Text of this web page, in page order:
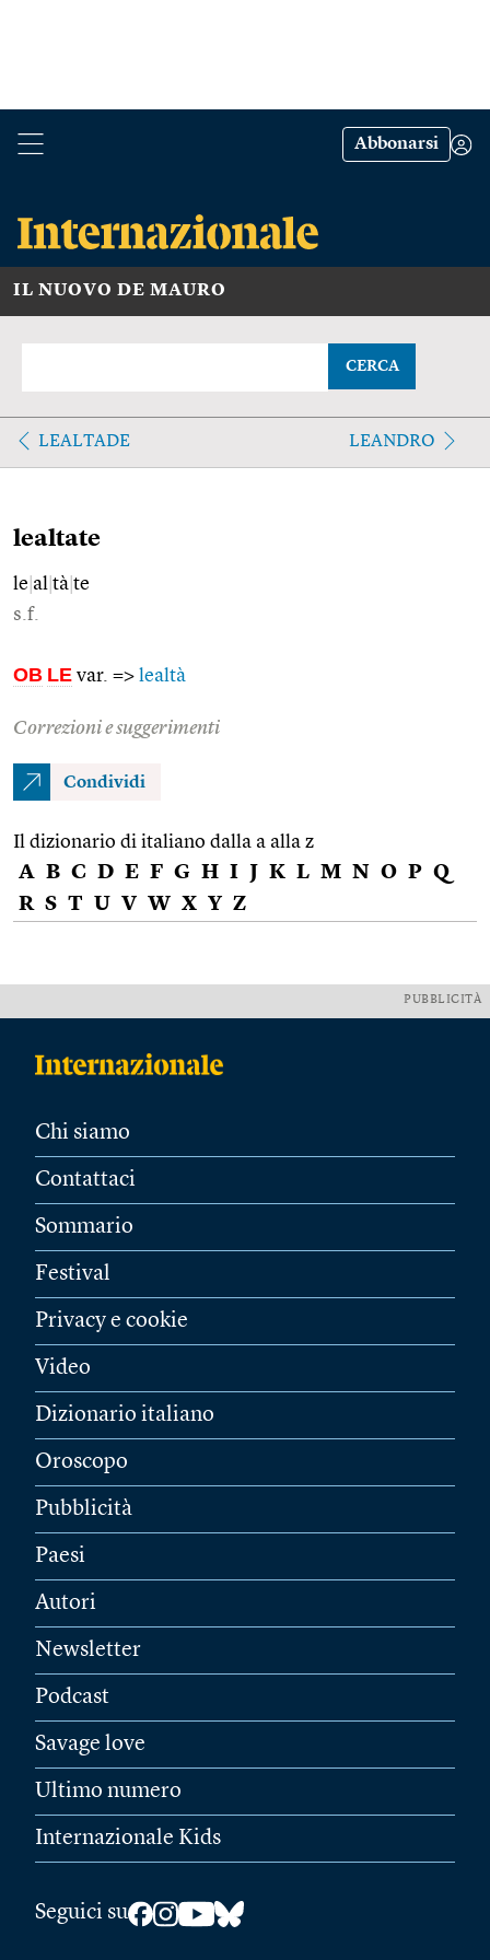
Abbonarsi
IL NUOVO DE MAURO
CERCA
LEALTADE LEANDRO
lealtate
le al tà te
s.f.
OB LE var. => lealtà
Correzioni e suggerimenti
Condividi
Il dizionario di italiano dalla a alla z
A B C D E F G H I J K L M N O P Q
R S T U V W X Y Z
PUBBLICITÀ
Chi siamo
Contattaci
Sommario
Festival
Privacy e cookie
Video
Dizionario italiano
Oroscopo
Pubblicità
Paesi
Autori
Newsletter
Podcast
Savage love
Ultimo numero
Internazionale Kids
Seguici su